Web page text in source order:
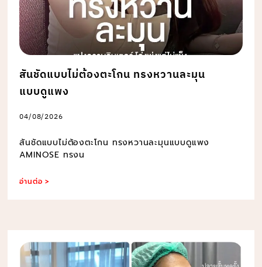
สันชัดแบบไม่ต้องตะโกน ทรงหวานละมุน
แบบดูแพง
04/08/2026
สันชัดแบบไม่ต้องตะโกน ทรงหวานละมุนแบบดูแพง
AMINOSE ทรงน
อ่านต่อ >